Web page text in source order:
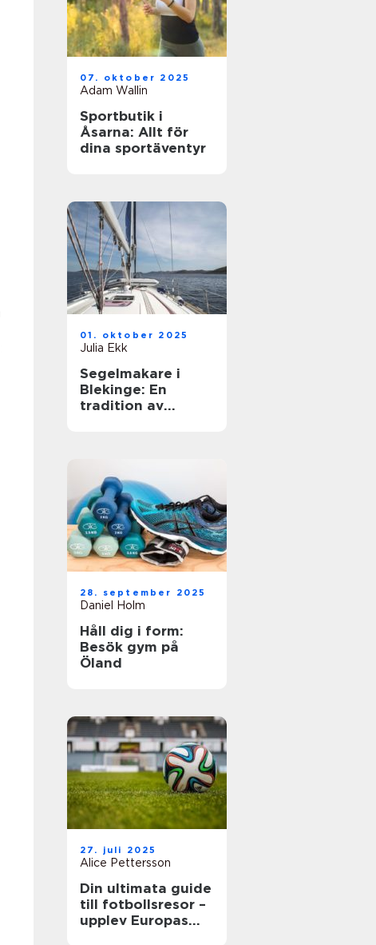
07. oktober 2025
Adam Wallin
Sportbutik i
Åsarna: Allt för
dina sportäventyr
01. oktober 2025
Julia Ekk
Segelmakare i
Blekinge: En
tradition av
28. september 2025
Daniel Holm
Håll dig i form:
Besök gym på
Öland
27. juli 2025
Alice Pettersson
Din ultimata guide
till fotbollsresor –
upplev Europas